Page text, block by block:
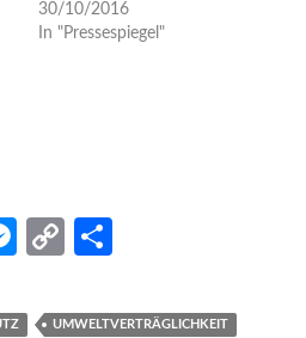
30/10/2016
In "Pressespiegel"
M
se
C
p
ar
UMWELTVERTRÄGLICHKEIT